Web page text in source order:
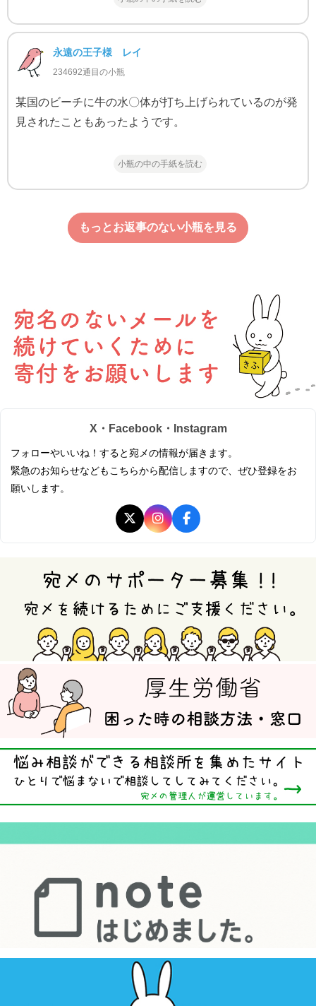
永遠の王子様 レイ
234692通目の小瓶
某国のビーチに牛の水〇体が打ち上げられているのが発
見されたこともあったようです。
小瓶の中の手紙を読む
もっとお返事のない小瓶を見る
X・Facebook・Instagram
フォローやいいね！すると宛メの情報が届きます。
緊急のお知らせなどもこちらから配信しますので、ぜひ登録をお
願いします。